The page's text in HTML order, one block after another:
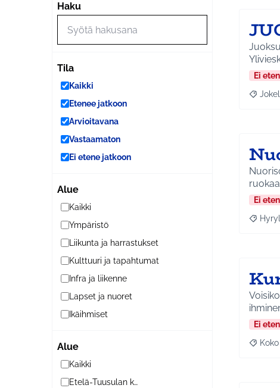
Haku
Tila
Kaikki
Etenee jatkoon
Arvioitavana
Vastaamaton
Ei etene jatkoon
Alue
Kaikki
Ympäristö
Liikunta ja harrastukset
Kulttuuri ja tapahtumat
Infra ja liikenne
Lapset ja nuoret
Ikäihmiset
Alue
Kaikki
Etelä-Tuusulan kylät
−
Ei
Rajaa
Ei
Rajaa
Ei
Rajaa